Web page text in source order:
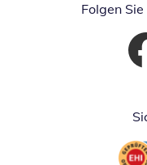
Folgen